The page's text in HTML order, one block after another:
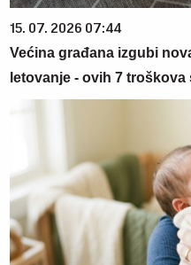
15. 07. 2026 07:44
Većina građana izgubi
letovanje - ovih 7